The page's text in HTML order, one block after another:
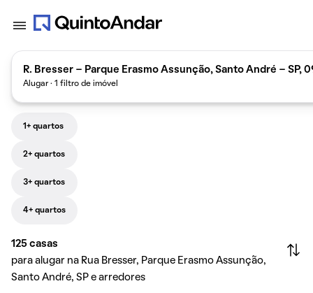
R. Bresser - Parque Erasmo Assunção, Santo André - SP,
Alugar · 1 filtro de imóvel
1+ quartos
2+ quartos
3+ quartos
4+ quartos
125 casas
para alugar na Rua Bresser, Parque Erasmo Assunção,
Santo André, SP e arredores